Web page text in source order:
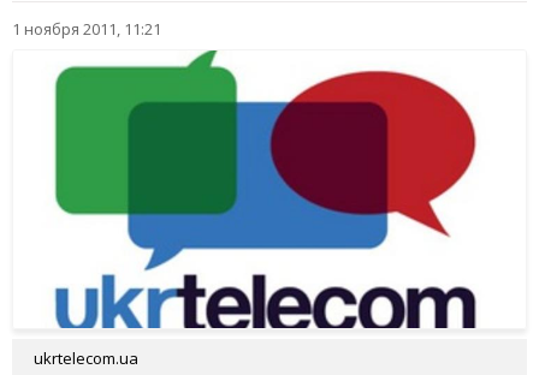
1 ноября 2011, 11:21
ukrtelecom.ua